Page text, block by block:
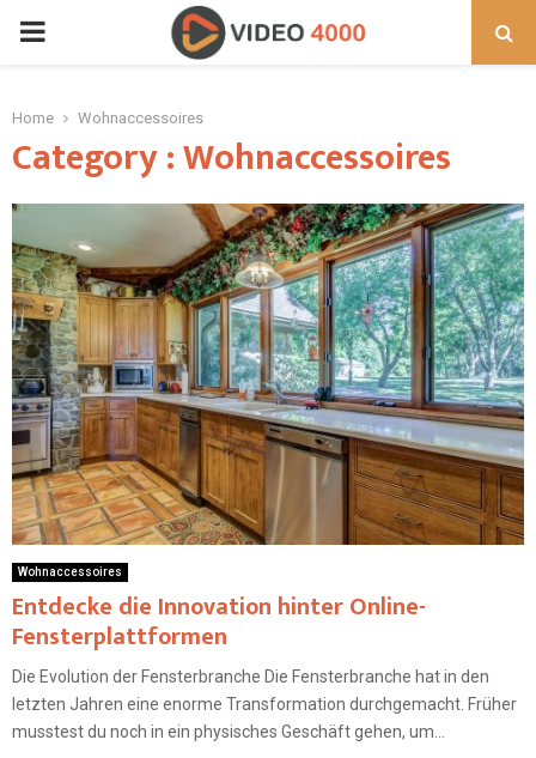
PRIMARY
Home Wohnaccessoires
Category : Wohnaccessoires
Wohnaccessoires
Entdecke die Innovation hinter Online-
Fensterplattformen
Die Evolution der Fensterbranche Die Fensterbranche hat in den
letzten Jahren eine enorme Transformation durchgemacht. Früher
musstest du noch in ein physisches Geschäft gehen, um...